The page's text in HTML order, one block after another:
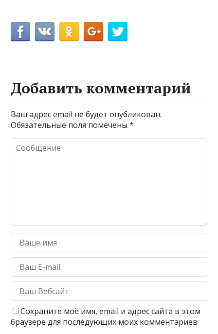
Добавить комментарий
Ваш адрес email не будет опубликован.
Обязательные поля помечены*
Сохраните моё имя, email и адрес сайта в этом
браузере для последующих моих комментариев